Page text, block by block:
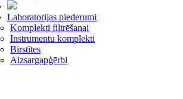
Laboratorijas piederumi
Komplekti filtrēšanai
Instrumentu komplekti
Birstītes
Aizsargapģērbi